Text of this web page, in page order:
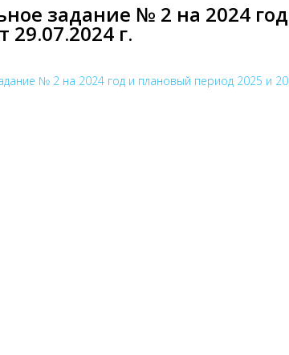
задание № 2 на 2024
29.07.2024 г.
№ 2 на 2024 год и плановый период 2025 и